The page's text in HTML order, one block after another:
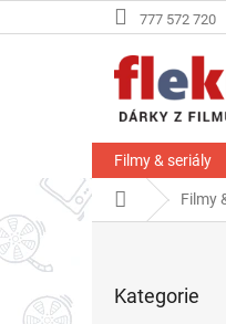
na
777 572 720
Filmy & seriály
Domů Filmy
kategorie
Kategorie